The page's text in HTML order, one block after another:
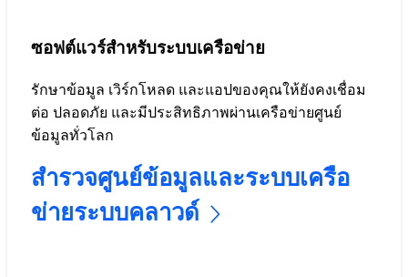
ซอฟต์แวร์สำหรับระบบเครือข่าย
รักษาข้อมูล เวิร์กโหลด และแอปของคุณให้ยังคงเชื่อม
ต่อ ปลอดภัย และมีประสิทธิภาพผ่านเครือข่ายศูนย์
ข้อมูลทั่วโลก
สำรวจศูนย์ข้อมูลและระบบเครือ
ข่ายระบบคลาวด์